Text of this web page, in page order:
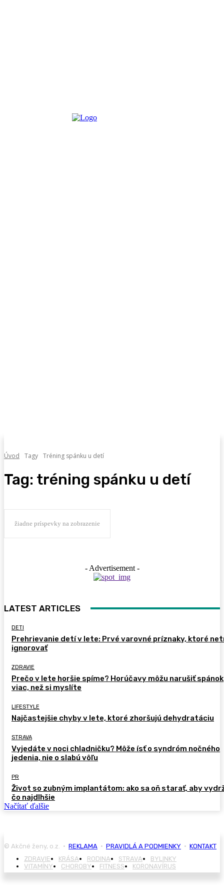
Úvod Tagy Tréning spánku u detí
Tag: tréning spánku u detí
žiadne príspevky na zobrazenie
- Advertisement -
LATEST ARTICLES
DETI
Prehrievanie detí v lete: Prvé varovné príznaky, ktoré
ignorovať
ZDRAVIE
Prečo v lete horšie spíme? Horúčavy môžu narušiť spánok
viac, než si myslíte
LIFESTYLE
Najčastejšie chyby v lete, ktoré zhoršujú dehydratáciu
STRAVA
Vyjedáte v noci chladničku? Môže ísť o syndróm nočného
jedenia, nie o slabú vôľu
PR
Život so zubným implantátom: ako sa oň starať, aby
čo najdlhšie
Načítať ďalšie
© Akčné ženy, o.z. • REKLAMA • PRAVIDLÁ A PODMIENKY • KONTAKT
ZDRAVIE
KRÁSA RODINA STRAVA
BYLINKY
VITAMÍNY
CHOROBY FITNESS KORONAVÍRUS